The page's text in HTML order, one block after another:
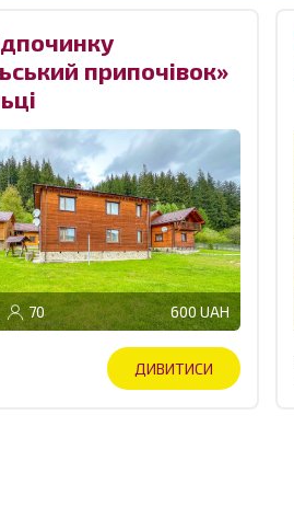
припочівок»
70 600 UAH
ДИВИТИСИ